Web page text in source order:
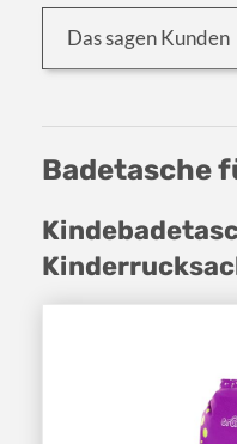
Das sagen Kunden
Badetasche